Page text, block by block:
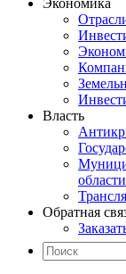
Экономика
Власть
области
Обратная